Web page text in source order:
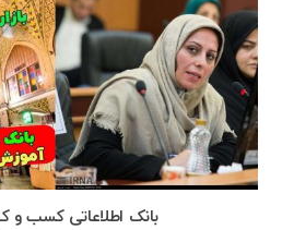
بانک اطلاعاتی کسب و